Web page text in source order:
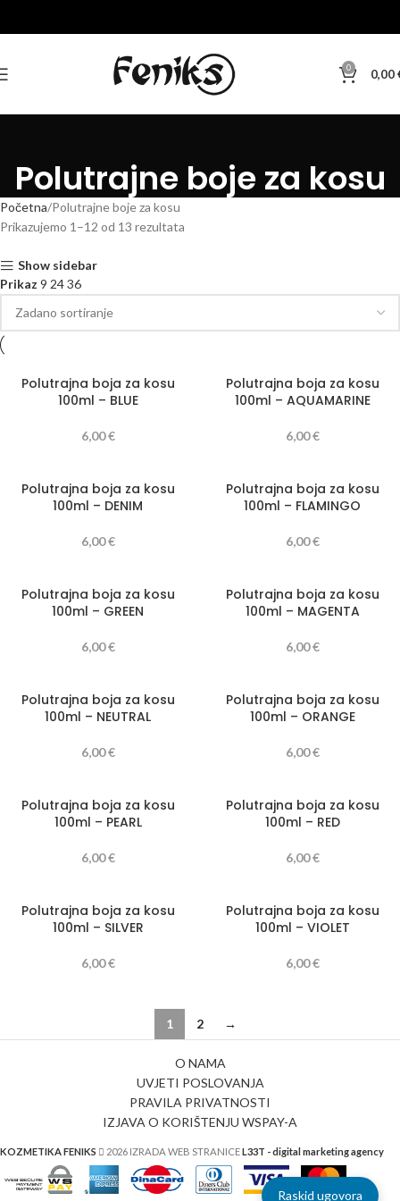
0 0,00
Polutrajne boje za kosu
Početna Polutrajne boje za kosu
Prikazujemo 1–12 od 13 rezultata
Show sidebar
Prikaz 9 2436
Polutrajna boja za kosu
100ml – BLUE
6,00€
Polutrajna boja za kosu
100ml – AQUAMARINE
6,00€
Polutrajna boja za kosu
100ml – DENIM
6,00€
Polutrajna boja za kosu
100ml – FLAMINGO
6,00€
Polutrajna boja za kosu
100ml – GREEN
6,00€
Polutrajna boja za kosu
100ml – MAGENTA
6,00€
Polutrajna boja za kosu
100ml – NEUTRAL
6,00€
Polutrajna boja za kosu
100ml – ORANGE
6,00€
Polutrajna boja za kosu
100ml – PEARL
6,00€
Polutrajna boja za kosu
100ml – RED
6,00€
Polutrajna boja za kosu
100ml – SILVER
6,00€
Polutrajna boja za kosu
100ml – VIOLET
6,00€
1 2 →
O NAMA
UVJETI POSLOVANJA
PRAVILA PRIVATNOSTI
IZJAVA O KORIŠTENJU WSPAY-A
KOZMETIKA FENIKS 2026 IZRADA WEB STRANICEL33T - digital marketing agency
Raskid ugovora